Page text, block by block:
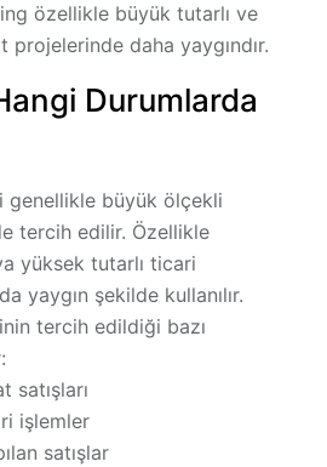
özellikle büyük tutarlı ve
projelerinde daha yaygındır.
Durumlarda
genellikle büyük ölçekli
tercih edilir. Özellikle
yüksek tutarlı ticari
yaygın şekilde kullanılır.
tercih edildiği bazı
satışları
işlemler
satışlar